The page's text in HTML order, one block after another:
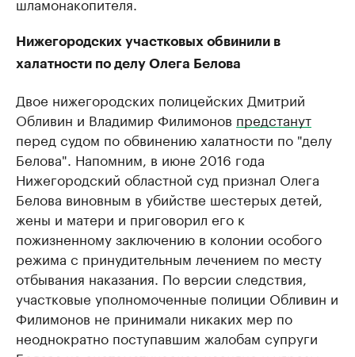
Нижегородских участковых обвинили в
халатности по делу Олега Белова
Двое нижегородских полицейских Дмитрий
Обливин и Владимир Филимонов предстанут
перед судом по обвинению халатности по "делу
Белова". Напомним, в июне 2016 года
Нижегородский областной суд признал Олега
Белова виновным в убийстве шестерых детей,
жены и матери и приговорил его к
пожизненному заключению в колонии особого
режима с принудительным лечением по месту
отбывания наказания. По версии следствия,
участковые уполномоченные полиции Обливин и
Филимонов не принимали никаких мер по
неоднократно поступавшим жалобам супруги